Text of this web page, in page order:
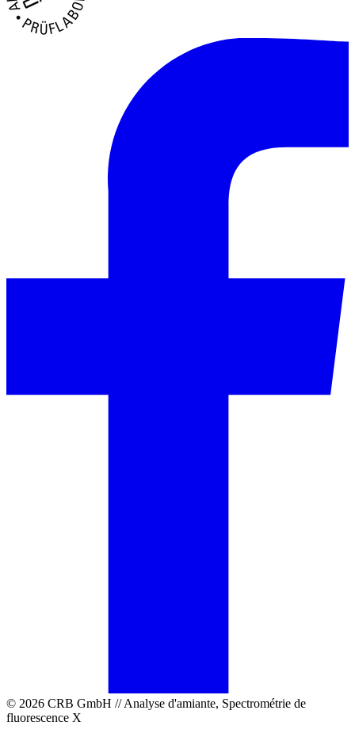
© 2026 CRB GmbH // Analyse d'amiante, Spectrométrie de
fluorescence X